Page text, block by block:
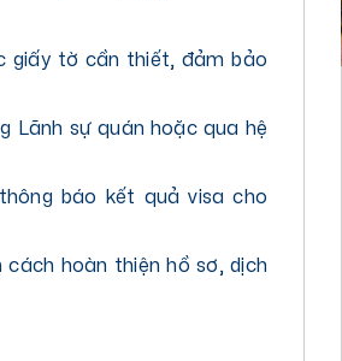
giấy tờ cần thiết, đảm bảo
Lãnh sự quán hoặc qua hệ
báo kết quả visa cho
hoàn thiện hồ sơ, dịch